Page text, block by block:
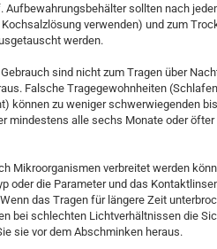
sollten nach
verwenden) und zum
werden.
sind nicht zum Tragen über
Falsche Tragegewohnheiten
können zu weniger schwerwiegenden
mindestens alle sechs Monate oder
Mikroorganismen verbreitet werden
oder die Parameter und das
das Tragen für längere Zeit
bei schlechten Lichtverhältnissen die
sie vor dem Abschminken heraus.